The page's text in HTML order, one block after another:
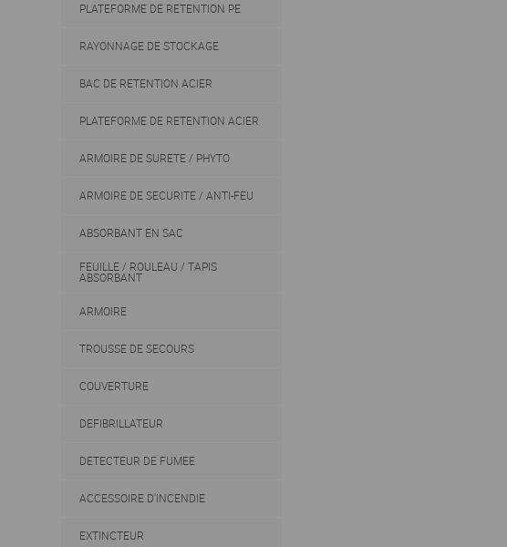
PLATEFORME DE RETENTION PE
RAYONNAGE DE STOCKAGE
BAC DE RETENTION ACIER
PLATEFORME DE RETENTION ACIER
ARMOIRE DE SURETE / PHYTO
ARMOIRE DE SECURITE / ANTI-FEU
ABSORBANT EN SAC
FEUILLE / ROULEAU / TAPIS
ABSORBANT
ARMOIRE
TROUSSE DE SECOURS
COUVERTURE
DEFIBRILLATEUR
DETECTEUR DE FUMEE
ACCESSOIRE D'INCENDIE
EXTINCTEUR